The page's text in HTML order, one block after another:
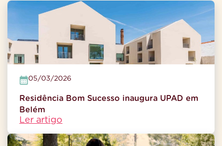
05/03/2026
Residência Bom Sucesso inaugura UPAD em
Belém
Ler artigo